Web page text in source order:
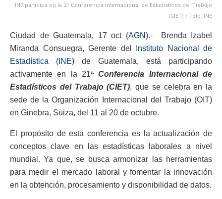
INE participa en la 21 Conferencia Internacional de Estadísticos del Trabajo
(CIET) / Foto: INE
Ciudad de Guatemala, 17 oct (AGN).- Brenda Izabel
Miranda Consuegra, Gerente del
Instituto Nacional de
Estadística (INE) de Guatemala, está participando
activamente en la 21ªConferencia Internacional de
Estadísticos del Trabajo (CIET), que se celebra en la
sede de la Organización Internacional del Trabajo (OIT)
en Ginebra, Suiza, del 11 al 20 de octubre.
El propósito de esta conferencia es la actualización de
conceptos clave en las estadísticas laborales a nivel
mundial. Ya que, se busca armonizar las herramientas
para medir el mercado laboral y fomentar la innovación
en la obtención, procesamiento y disponibilidad de datos.